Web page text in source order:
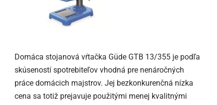
Domáca stojanová vŕtačka Güde GTB 13/355 je podľa
skúseností spotrebiteľov vhodná pre nenáročných
práce domácich majstrov. Jej bezkonkurenčná nízka
cena sa totiž prejavuje použitými menej kvalitnými